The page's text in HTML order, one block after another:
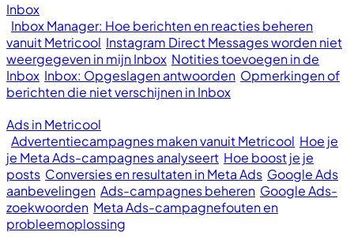
Inbox
Inbox Manager: Hoe berichten en reacties beheren
vanuit Metricool Instagram Direct Messages worden niet
weergegeven in mijn Inbox Notities toevoegen in de
Inbox Inbox: Opgeslagen antwoorden Opmerkingen of
berichten die niet verschijnen in Inbox
Ads in Metricool
Advertentiecampagnes maken vanuit Metricool Hoe je
je Meta Ads-campagnes analyseert Hoe boost je je
posts Conversies en resultaten in Meta Ads Google Ads
aanbevelingen Ads-campagnes beheren Google Ads-
zoekwoorden Meta Ads-campagnefouten en
probleemoplossing